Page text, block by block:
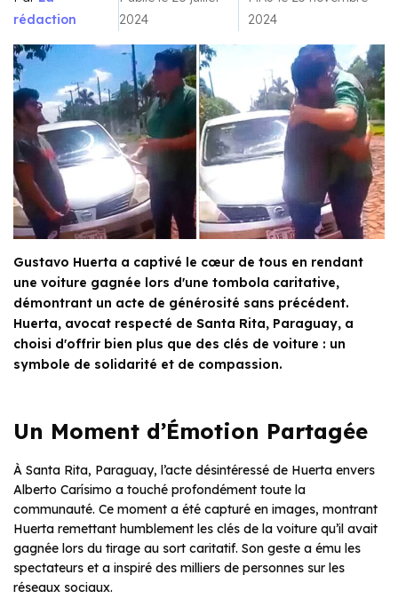
rédaction
2024
2024
Gustavo Huerta a captivé le cœur de tous en rendant
une voiture gagnée lors d'une tombola caritative,
démontrant un acte de générosité sans précédent.
Huerta, avocat respecté de Santa Rita, Paraguay, a
choisi d'offrir bien plus que des clés de voiture : un
symbole de solidarité et de compassion.
Un Moment d’Émotion Partagée
À Santa Rita, Paraguay, l’acte désintéressé de Huerta envers
Alberto Carísimo a touché profondément toute la
communauté. Ce moment a été capturé en images, montrant
Huerta remettant humblement les clés de la voiture qu’il avait
gagnée lors du tirage au sort caritatif. Son geste a ému les
spectateurs et a inspiré des milliers de personnes sur les
réseaux sociaux.